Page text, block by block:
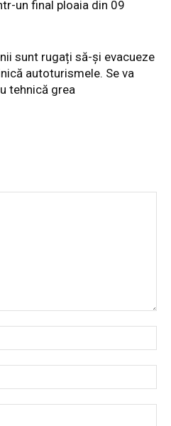
un final ploaia din 09
sunt rugați să-și evacueze
autoturismele. Se va
tehnică grea